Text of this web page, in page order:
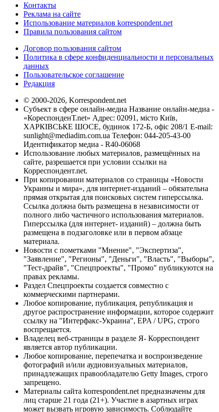
Контакты
Реклама на сайте
Использование материалов korrespondent.net
Правила пользования сайтом
Договор пользования сайтом
Политика в сфере конфиденциальности и персональных
данных
Пользовательское соглашение
Редакция
© 2000-2026, Korrespondent.net
Субъект в сфере онлайн-медиа Название онлайн-медиа -
«КореспонденТ.net» Адрес: 02091, місто Київ,
ХАРКІВСЬКЕ ШОСЕ, будинок 172-Б, офіс 208/1 E-mail:
sunlight@mediadim.com.ua Телефон: 044-205-43-00
Идентификатор медиа - R40-06068
Использование любых материалов, размещённых на
сайте, разрешается при условии ссылки на
Корреспондент.net.
При копировании материалов со страницы «Новости
Украины и мира», для интернет-изданий – обязательна
прямая открытая для поисковых систем гиперссылка.
Ссылка должна быть размещена в независимости от
полного либо частичного использования материалов.
Гиперссылка (для интернет- изданий) – должна быть
размещена в подзаголовке или в первом абзаце
материала.
Новости с пометками "Мнение", "Экспертиза",
"Заявление", "Регионы", "Деньги", "Власть", "Выборы",
"Тест-драйв", "Спецпроекты", "Промо" публикуются на
правах рекламы.
Раздел Спецпроекты создается совместно с
коммерческими партнерами.
Любое копирование, публикация, републикация и
другое распространение информации, которое содержит
ссылку на "Интерфакс-Украина", EPA / UPG, строго
воспрещается.
Владелец веб-страницы в разделе Я- Корреспондент
является автор публикации.
Любое копирование, перепечатка и воспроизведение
фотографий и/или аудиовизуальных материалов,
принадлежащих правообладателю Getty Images, строго
запрещено.
Материалы сайта korrespondent.net предназначены для
лиц старше 21 года (21+). Участие в азартных играх
может вызвать игровую зависимость. Соблюдайте